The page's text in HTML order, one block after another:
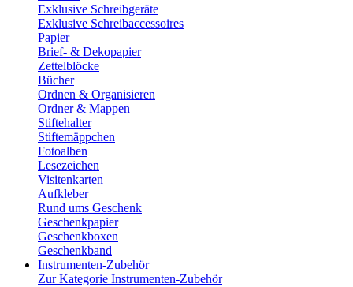
Exklusive Schreibgeräte
Exklusive Schreibaccessoires
Papier
Brief- & Dekopapier
Zettelblöcke
Bücher
Ordnen & Organisieren
Ordner & Mappen
Stiftehalter
Stiftemäppchen
Fotoalben
Lesezeichen
Visitenkarten
Aufkleber
Rund ums Geschenk
Geschenkpapier
Geschenkboxen
Geschenkband
Instrumenten-Zubehör
Zur Kategorie Instrumenten-Zubehör